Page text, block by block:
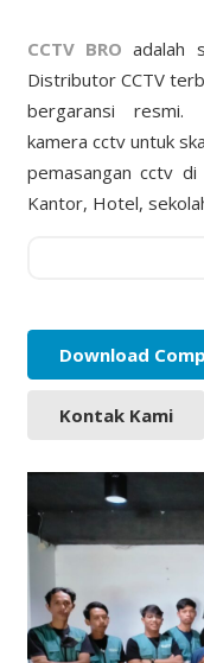
CCTV BRO adalah
Distributor CCTV
bergaransi resmi.
kamera cctv untuk
pemasangan cctv
Kantor, Hotel,
Download
Kontak Kami